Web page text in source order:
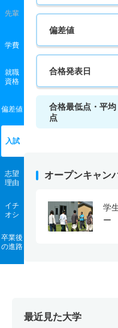
先輩
学費
就職
資格
偏差値
入試
志望
理由
イチ
オシ
卒業後
の進路
偏差値
合格発表日
合格最低点・平均
点
オープンキャン
学
ー
最近見た大学